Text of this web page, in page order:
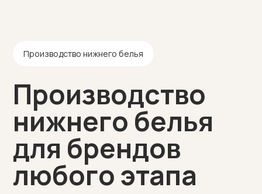
Каталог
Производство нижнего белья
Производство
нижнего белья
для брендов
любого этапа